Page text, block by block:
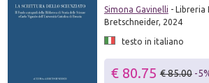
Simona Gavinelli - Libreria
Bretschneider, 2024
testo in italiano
€ 80.75 € 85.00 -